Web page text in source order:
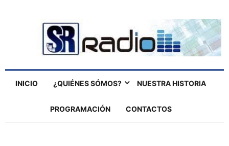
INICIO ¿QUIÉNES SÓMOS? NUESTRA HISTORIA
PROGRAMACIÓN CONTACTOS